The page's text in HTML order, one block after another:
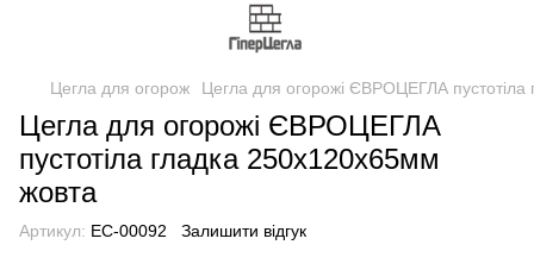
Цегла для огорож Цегла для огорожі ЄВРОЦЕГЛА
Цегла для огорожі ЄВРОЦЕГЛА
пустотіла гладка 250х120х65мм
жовта
Артикул: EC-00092 Залишити відгук